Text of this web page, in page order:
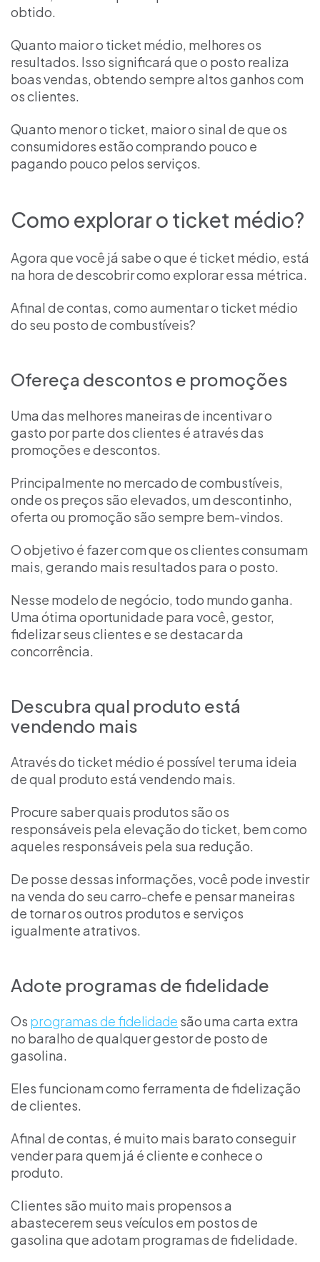
obtido.
Quanto maior o ticket médio, melhores os
resultados. Isso significará que o posto realiza
boas vendas, obtendo sempre altos ganhos com
os clientes.
Quanto menor o ticket, maior o sinal de que os
consumidores estão comprando pouco e
pagando pouco pelos serviços.
Como explorar o ticket médio?
Agora que você já sabe o que é ticket médio, está
na hora de descobrir como explorar essa métrica.
Afinal de contas, como aumentar o ticket médio
do seu posto de combustíveis?
Ofereça descontos e promoções
Uma das melhores maneiras de incentivar o
gasto por parte dos clientes é através das
promoções e descontos.
Principalmente no mercado de combustíveis,
onde os preços são elevados, um descontinho,
oferta ou promoção são sempre bem-vindos.
O objetivo é fazer com que os clientes consumam
mais, gerando mais resultados para o posto.
Nesse modelo de negócio, todo mundo ganha.
Uma ótima oportunidade para você, gestor,
fidelizar seus clientes e se destacar da
concorrência.
Descubra qual produto está
vendendo mais
Através do ticket médio é possível ter uma ideia
de qual produto está vendendo mais.
Procure saber quais produtos são os
responsáveis pela elevação do ticket, bem como
aqueles responsáveis pela sua redução.
De posse dessas informações, você pode investir
na venda do seu carro-chefe e pensar maneiras
de tornar os outros produtos e serviços
igualmente atrativos.
Adote programas de fidelidade
Os programas de fidelidade são uma carta extra
no baralho de qualquer gestor de posto de
gasolina.
Eles funcionam como ferramenta de fidelização
de clientes.
Afinal de contas, é muito mais barato conseguir
vender para quem já é cliente e conhece o
produto.
Clientes são muito mais propensos a
abastecerem seus veículos em postos de
gasolina que adotam programas de fidelidade.